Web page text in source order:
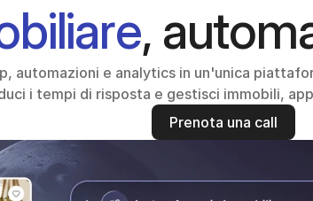
,
automazioni e analytics in un'unica
i tempi di risposta e gestisci immobili,
Prenota una call